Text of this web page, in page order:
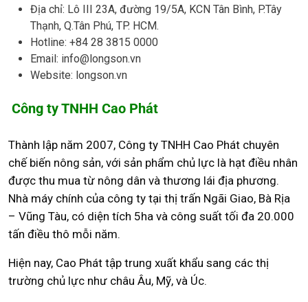
Địa chỉ: Lô III 23A, đường 19/5A, KCN Tân Bình, P.Tây
Thạnh, Q.Tân Phú, TP. HCM.
Hotline: +84 28 3815 0000
Email: info@longson.vn
Website: longson.vn
Công ty TNHH Cao Phát
Thành lập năm 2007, Công ty TNHH Cao Phát chuyên
chế biến nông sản, với sản phẩm chủ lực là hạt điều nhân
được thu mua từ nông dân và thương lái địa phương.
Nhà máy chính của công ty tại thị trấn Ngãi Giao, Bà Rịa
– Vũng Tàu, có diện tích 5ha và công suất tối đa 20.000
tấn điều thô mỗi năm.
Hiện nay, Cao Phát tập trung xuất khẩu sang các thị
trường chủ lực như châu Âu, Mỹ, và Úc.